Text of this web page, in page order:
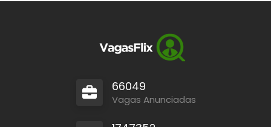
66049
Vagas Anunciadas